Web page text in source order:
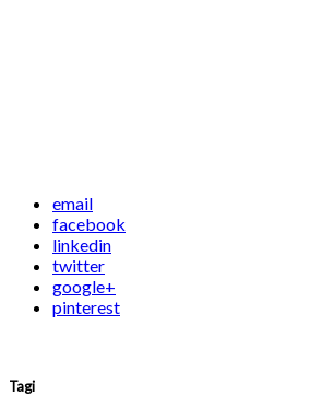
email
facebook
linkedin
twitter
google+
pinterest
Tagi